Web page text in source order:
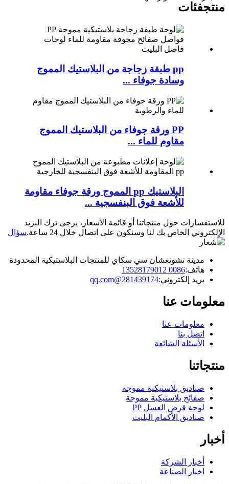
منتجفئات
pp طبقة زجاجة من البلاستيك المموج
وسادة جوفاء ...
PP ورقة جوفاء من البلاستيك المموج
مقاوم للماء ...
البلاستيك pp المموج ورقة جوفاء مقاومة
للأشعة فوق البنفسجية ...
للاستفسارات حول منتجاتنا أو قائمة الأسعار، يرجى ترك البريد
الإلكتروني الخاص بك لنا وسنكون على اتصال خلال 24 ساعة.
سؤال
مدينة تشونغشان سي سكاي للمنتجات البلاستيكية المحدودة
هاتف:0086 13528179012
بريد إلكتروني:281439174@qq.com
معلومات عنا
معلومات عنا
اتصل بنا
الأسئلة الشائعة
منتجاتنا
صناديق بلاستيكية مموجة
صفائح بلاستيكية مموجة
لوحة قرص العسل PP
صناديق الأكمام البليت
أخبار
أخبار الشركة
اخبار الصناعة